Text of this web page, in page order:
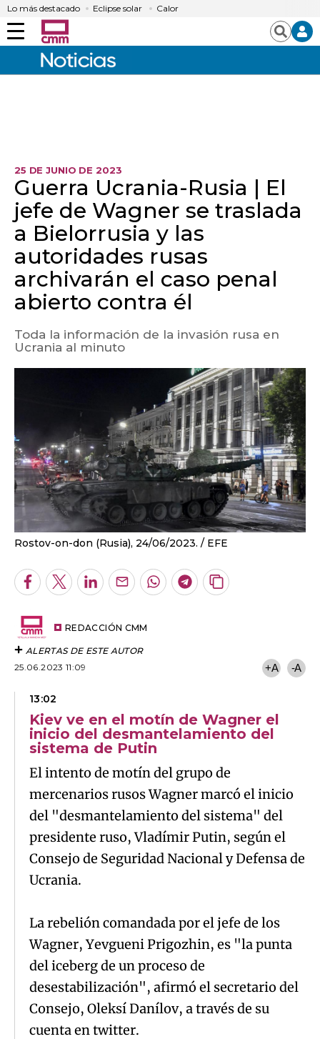
Lo más destacado Eclipse solar Calor
Menú Buscar
25 DE JUNIO DE 2023
Guerra Ucrania-Rusia | El
jefe de Wagner se traslada
a Bielorrusia y las
autoridades rusas
archivarán el caso penal
abierto contra él
Toda la información de la invasión rusa en
Ucrania al minuto
Rostov-on-don (Rusia), 24/06/2023. EFE
Facebook
TwitterLinkedInEnviarWhatsapp
Telegram
Copiar
REDACCIÓN CMM
ALERTAS DE ESTE AUTOR
25.06.2023 11:09
+A -A
13:02
Kiev ve en el motín de Wagner el
inicio del desmantelamiento del
sistema de Putin
El intento de motín del grupo de
mercenarios rusos Wagner marcó el inicio
del "desmantelamiento del sistema" del
presidente ruso, Vladímir Putin, según el
Consejo de Seguridad Nacional y Defensa de
Ucrania.
La rebelión comandada por el jefe de los
Wagner, Yevgueni Prigozhin, es "la punta
del iceberg de un proceso de
desestabilización", afirmó el secretario del
Consejo, Oleksí Danílov, a través de su
cuenta en twitter.